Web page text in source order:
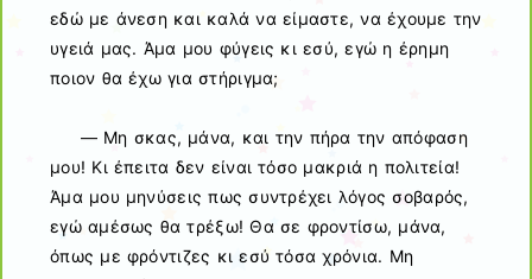
εδώ με άνεση και καλά να είμαστε, να έχουμε την
υγειά μας. Άμα μου φύγεις κι εσύ, εγώ η έρημη
ποιον θα έχω για στήριγμα;
— Μη σκας, μάνα, και την πήρα την απόφαση
μου! Κι έπειτα δεν είναι τόσο μακριά η πολιτεία!
Άμα μου μηνύσεις πως συντρέχει λόγος σοβαρός,
εγώ αμέσως θα τρέξω! Θα σε φροντίσω, μάνα,
όπως με φρόντιζες κι εσύ τόσα χρόνια. Μη